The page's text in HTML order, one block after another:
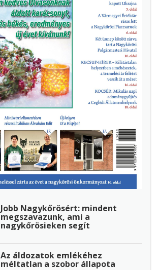
Jobb Nagykőrösért: mindent
megszavazunk, ami a
nagykőrösieken segít
Az áldozatok emlékéhez
méltatlan a szobor állapota